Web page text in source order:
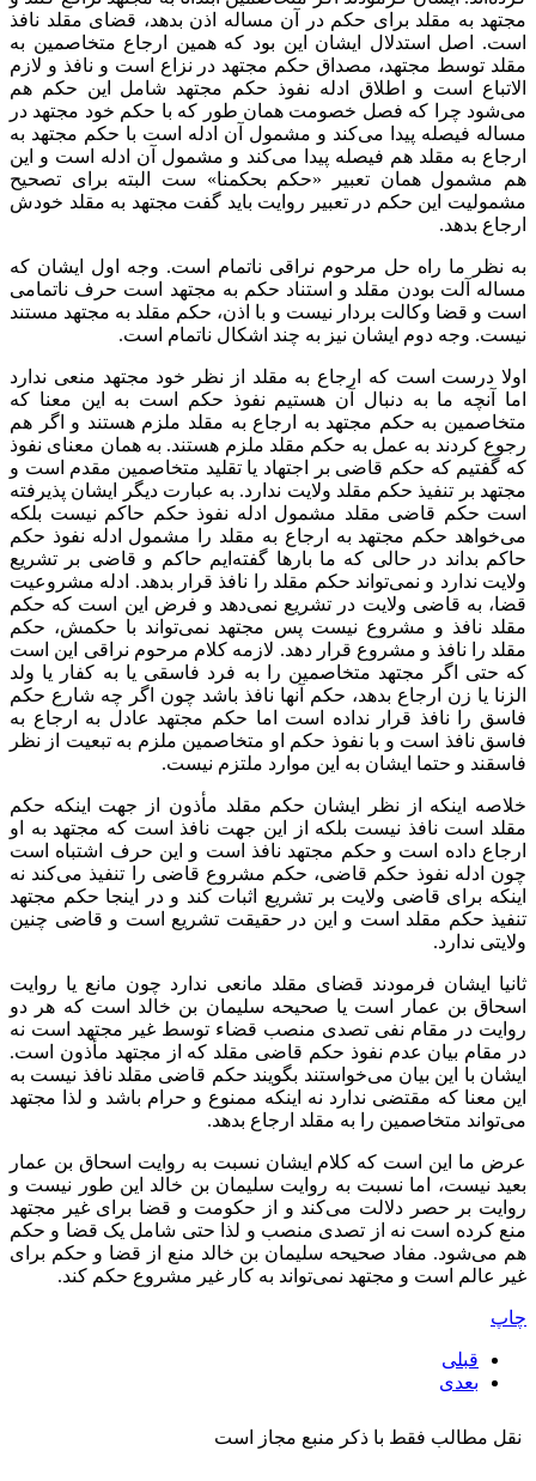
مجتهد به مقلد برای حکم در آن مساله اذن بدهد، قضای مقلد نافذ
است. اصل استدلال ایشان این بود که همین ارجاع متخاصمین به
مقلد توسط مجتهد، مصداق حکم مجتهد در نزاع است و نافذ و لازم
الاتباع است و اطلاق ادله نفوذ حکم مجتهد شامل این حکم هم
می‌شود چرا که فصل خصومت همان طور که با حکم خود مجتهد در
مساله فیصله پیدا می‌کند و مشمول آن ادله است با حکم مجتهد به
ارجاع به مقلد هم فیصله پیدا می‌کند و مشمول آن ادله است و این
هم مشمول همان تعبیر «حکم بحکمنا» ست البته برای تصحیح
مشمولیت این حکم در تعبیر روایت باید گفت مجتهد به مقلد خودش
ارجاع بدهد.
به نظر ما راه حل مرحوم نراقی ناتمام است. وجه اول ایشان که
مساله آلت بودن مقلد و استناد حکم به مجتهد است حرف ناتمامی
است و قضا وکالت بردار نیست و با اذن، حکم مقلد به مجتهد مستند
نیست. وجه دوم ایشان نیز به چند اشکال ناتمام است.
اولا درست است که ارجاع به مقلد از نظر خود مجتهد منعی ندارد
اما آنچه ما به دنبال آن هستیم نفوذ حکم است به این معنا که
متخاصمین به حکم مجتهد به ارجاع به مقلد ملزم هستند و اگر هم
رجوع کردند به عمل به حکم مقلد ملزم هستند. به همان معنای نفوذ
که گفتیم که حکم قاضی بر اجتهاد یا تقلید متخاصمین مقدم است و
مجتهد بر تنفیذ حکم مقلد ولایت ندارد. به عبارت دیگر ایشان پذیرفته
است حکم قاضی مقلد مشمول ادله نفوذ حکم حاکم نیست بلکه
می‌خواهد حکم مجتهد به ارجاع به مقلد را مشمول ادله نفوذ حکم
حاکم بداند در حالی که ما بارها گفته‌ایم حاکم و قاضی بر تشریع
ولایت ندارد و نمی‌تواند حکم مقلد را نافذ قرار بدهد. ادله مشروعیت
قضا، به قاضی ولایت در تشریع نمی‌دهد و فرض این است که حکم
مقلد نافذ و مشروع نیست پس مجتهد نمی‌تواند با حکمش، حکم
مقلد را نافذ و مشروع قرار دهد. لازمه کلام مرحوم نراقی این است
که حتی اگر مجتهد متخاصمین را به فرد فاسقی یا به کفار یا ولد
الزنا یا زن ارجاع بدهد، حکم آنها نافذ باشد چون اگر چه شارع حکم
فاسق را نافذ قرار نداده است اما حکم مجتهد عادل به ارجاع به
فاسق نافذ است و با نفوذ حکم او متخاصمین ملزم به تبعیت از نظر
فاسقند و حتما ایشان به این موارد ملتزم نیست.
خلاصه اینکه از نظر ایشان حکم مقلد مأذون از جهت اینکه حکم
مقلد است نافذ نیست بلکه از این جهت نافذ است که مجتهد به او
ارجاع داده است و حکم مجتهد نافذ است و این حرف اشتباه است
چون ادله نفوذ حکم قاضی، حکم مشروع قاضی را تنفیذ می‌کند نه
اینکه برای قاضی ولایت بر تشریع اثبات کند و در اینجا حکم مجتهد
تنفیذ حکم مقلد است و این در حقیقت تشریع است و قاضی چنین
ولایتی ندارد.
ثانیا ایشان فرمودند قضای مقلد مانعی ندارد چون مانع یا روایت
اسحاق بن عمار است یا صحیحه سلیمان بن خالد است که هر دو
روایت در مقام نفی تصدی منصب قضاء توسط غیر مجتهد است نه
در مقام بیان عدم نفوذ حکم قاضی مقلد که از مجتهد مأذون است.
ایشان با این بیان می‌خواستند بگویند حکم قاضی مقلد نافذ نیست به
این معنا که مقتضی ندارد نه اینکه ممنوع و حرام باشد و لذا مجتهد
می‌تواند متخاصمین را به مقلد ارجاع بدهد.
عرض ما این است که کلام ایشان نسبت به روایت اسحاق بن عمار
بعید نیست، اما نسبت به روایت سلیمان بن خالد این طور نیست و
روایت بر حصر دلالت می‌کند و از حکومت و قضا برای غیر مجتهد
منع کرده است نه از تصدی منصب و لذا حتی شامل یک قضا و حکم
هم می‌شود. مفاد صحیحه سلیمان بن خالد منع از قضا و حکم برای
غیر عالم است و مجتهد نمی‌تواند به کار غیر مشروع حکم کند.
چاپ
قبلی
بعدی
نقل مطالب فقط با ذکر منبع مجاز است